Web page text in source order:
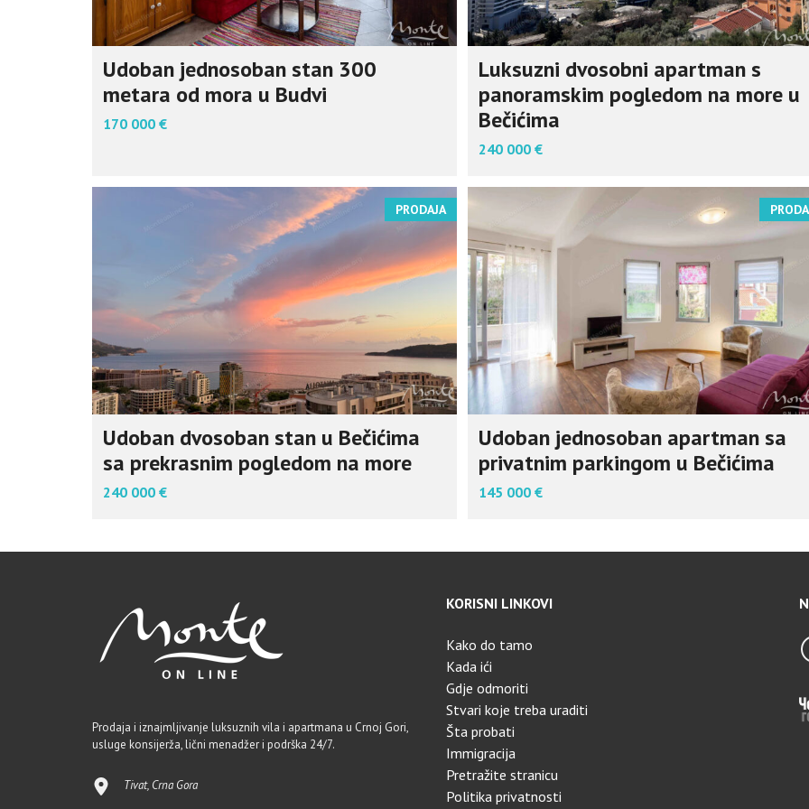
Udoban jednosoban stan 300
metara od mora u Budvi
170 000 €
Luksuzni dvosobni apartman s
panoramskim pogledom na more u
Bečićima
240 000 €
PRODAJA
Udoban dvosoban stan u Bečićima
sa prekrasnim pogledom na more
240 000 €
Udoban jednosoban apartman sa
privatnim parkingom u Bečićima
145 000 €
Prodaja i iznajmljivanje luksuznih vila i apartmana u Crnoj Gori,
usluge konsijerža, lični menadžer i podrška 24/7.
Tivat, Crna Gora
KORISNI LINKOVI
Kako do tamo
Kada ići
Gdje odmoriti
Stvari koje treba uraditi
Šta probati
Immigracija
Pretražite stranicu
Politika privatnosti